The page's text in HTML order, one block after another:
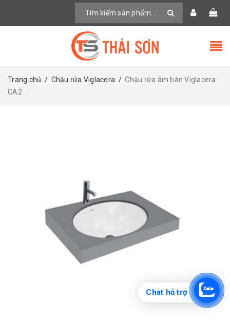
Trang chủ / Chậu rửa Viglacera / Chậu rửa âm bàn Viglacera
CA2
Chat hỗ trợ